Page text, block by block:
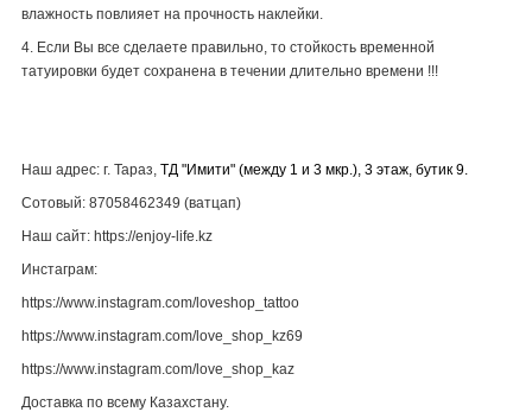
влажность повлияет на прочность наклейки.
4. Если Вы все сделаете правильно, то стойкость временной
татуировки будет сохранена в течении длительно времени !!!
Наш адрес: г. Тараз, ТД "Имити" (между 1 и 3 мкр.), 3 этаж, бутик 9.
Сотовый: 87058462349 (ватцап)
Наш сайт: https://enjoy-life.kz
Инстаграм:
https://www.instagram.com/loveshop_tattoo
https://www.instagram.com/love_shop_kz69
https://www.instagram.com/love_shop_kaz
Доставка по всему Казахстану.